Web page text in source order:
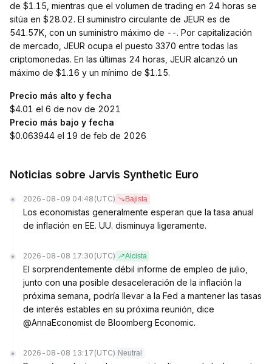
de $1.15, mientras que el volumen de trading en 24 horas se
sitúa en $28.02. El suministro circulante de JEUR es de
541.57K, con un suministro máximo de --. Por capitalización
de mercado, JEUR ocupa el puesto 3370 entre todas las
criptomonedas. En las últimas 24 horas, JEUR alcanzó un
máximo de $1.16 y un mínimo de $1.15.
Precio más alto y fecha
$4.01 el 6 de nov de 2021
Precio más bajo y fecha
$0.063944 el 19 de feb de 2026
Noticias sobre Jarvis Synthetic Euro
2026-08-09 04:48 (UTC) Bajista
Los economistas generalmente esperan que la tasa anual
de inflación en EE. UU. disminuya ligeramente.
2026-08-08 17:30 (UTC) Alcista
El sorprendentemente débil informe de empleo de julio,
junto con una posible desaceleración de la inflación la
próxima semana, podría llevar a la Fed a mantener las tasas
de interés estables en su próxima reunión, dice
@AnnaEconomist de Bloomberg Economic.
2026-08-08 13:17 (UTC) Neutral